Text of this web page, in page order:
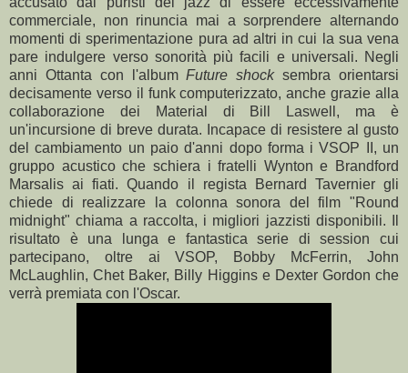
commerciale, non rinuncia mai a sorprendere alternando
momenti di sperimentazione pura ad altri in cui la sua vena
pare indulgere verso sonorità più facili e universali. Negli
anni Ottanta con l'albumFuture shocksembra orientarsi
decisamente verso il funk computerizzato, anche grazie alla
collaborazione dei Material di Bill Laswell, ma è
un'incursione di breve durata. Incapace di resistere al gusto
del cambiamento un paio d'anni dopo forma i VSOP II, un
gruppo acustico che schiera i fratelli Wynton e Brandford
Marsalis ai fiati. Quando il regista Bernard Tavernier gli
chiede di realizzare la colonna sonora del film "Round
midnight" chiama a raccolta, i migliori jazzisti disponibili. Il
risultato è una lunga e fantastica serie di session cui
partecipano, oltre ai VSOP, Bobby McFerrin, John
McLaughlin, Chet Baker, Billy Higgins e Dexter Gordon che
verrà premiata con l'Oscar.